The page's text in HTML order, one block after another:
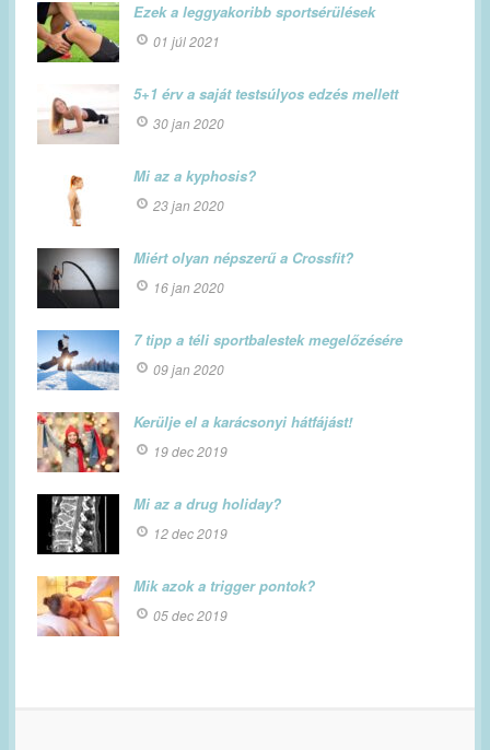
Ezek a leggyakoribb sportsérülések
01 júl 2021
5+1 érv a saját testsúlyos edzés mellett
30 jan 2020
Mi az a kyphosis?
23 jan 2020
Miért olyan népszerű a Crossfit?
16 jan 2020
7 tipp a téli sportbalestek megelőzésére
09 jan 2020
Kerülje el a karácsonyi hátfájást!
19 dec 2019
Mi az a drug holiday?
12 dec 2019
Mik azok a trigger pontok?
05 dec 2019